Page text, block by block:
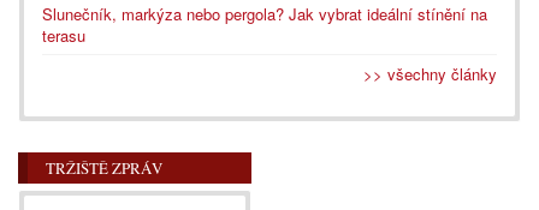
Slunečník, markýza nebo pergola? Jak vybrat ideální stínění na
terasu
>> všechny články
TRŽIŠTĚ ZPRÁV